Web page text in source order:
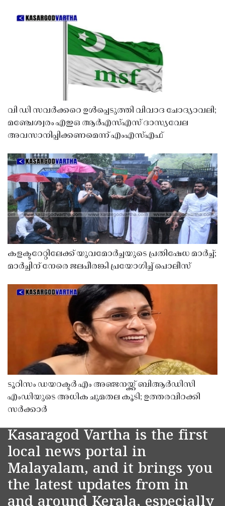
വി ഡി സവർക്കറെ ഉൾപ്പെടുത്തി വിവാദ ചോദ്യാവലി;
മഞ്ചേശ്വരം എഇഒ ആർഎസ്എസ് ദാസ്യവേല
അവസാനിപ്പിക്കണമെന്ന് എംഎസ്എഫ്
കളക്ടറേറ്റിലേക്ക് യുവമോർച്ചയുടെ പ്രതിഷേധ മാർച്ച്;
മാർച്ചിന് നേരെ ജലപീരങ്കി പ്രയോഗിച്ച് പൊലീസ്
ടൂറിസം ഡയറക്ടർ എം അഞ്ജനയ്ക്ക് ബിആർഡിസി
എംഡിയുടെ അധിക ചുമതല കൂടി; ഉത്തരവിറക്കി
സർക്കാർ
Kasaragod Vartha is the first
local news portal in
Malayalam, and it brings you
the latest updates from in